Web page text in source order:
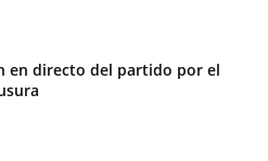
en directo del partido por el